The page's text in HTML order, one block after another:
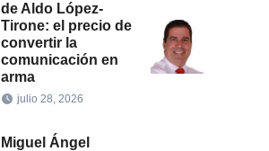
de Aldo López-
Tirone: el precio de
convertir la
comunicación en
arma
julio 28, 2026
Miguel Ángel